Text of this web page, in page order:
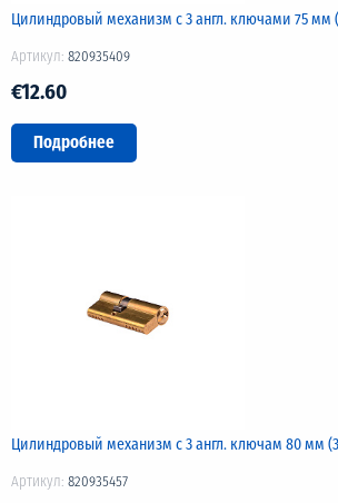
Цилиндровый механизм с 3 англ. ключами 75 мм
Артикул: 820935409
€12.60
Подробнее
Цилиндровый механизм с 3 англ. ключам 80 мм
Артикул: 820935457